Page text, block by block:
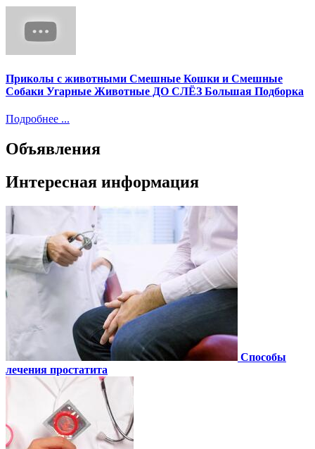
Приколы с животными Смешные Кошки и Смешные
Собаки Угарные Животные ДО СЛЁЗ Большая Подборка
Подробнее ...
Объявления
Интересная информация
Способы
лечения простатита